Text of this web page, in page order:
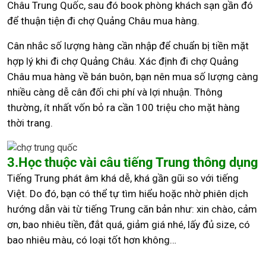
Châu Trung Quốc, sau đó book phòng khách sạn gần đó
để thuận tiện đi chợ Quảng Châu mua hàng.
Cân nhắc số lượng hàng cần nhập để chuẩn bị tiền mặt
hợp lý khi đi chợ Quảng Châu. Xác định đi chợ Quảng
Châu mua hàng về bán buôn, bạn nên mua số lượng càng
nhiều càng dễ cân đối chi phí và lợi nhuận. Thông
thường, ít nhất vốn bỏ ra cần 100 triệu cho mặt hàng
thời trang.
3.Học thuộc vài câu tiếng Trung thông dụng
Tiếng Trung phát âm khá dễ, khá gần gũi so với tiếng
Việt. Do đó, bạn có thể tự tìm hiểu hoặc nhờ phiên dịch
hướng dẫn vài từ tiếng Trung căn bản như: xin chào, cảm
ơn, bao nhiêu tiền, đắt quá, giảm giá nhé, lấy đủ size, có
bao nhiêu màu, có loại tốt hơn không…